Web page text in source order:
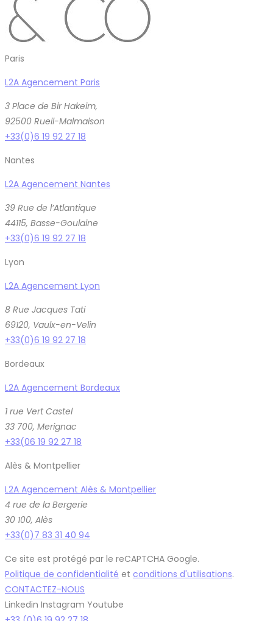
Paris
L2A Agencement Paris
3 Place de Bir Hakeim,
92500 Rueil-Malmaison
+33(0)6 19 92 27 18
Nantes
L2A Agencement Nantes
39 Rue de l’Atlantique
44115, Basse-Goulaine
+33(0)6 19 92 27 18
Lyon
L2A Agencement Lyon
8 Rue Jacques Tati
69120, Vaulx-en-Velin
+33(0)6 19 92 27 18
Bordeaux
L2A Agencement Bordeaux
1 rue Vert Castel
33 700, Merignac
+33(06 19 92 27 18
Alès & Montpellier
L2A Agencement Alès & Montpellier
4 rue de la Bergerie
30 100, Alès
+33(0)7 83 31 40 94
Ce site est protégé par le reCAPTCHA Google.
Politique de confidentialité et conditions d'utilisations.
CONTACTEZ-NOUS
Linkedin Instagram Youtube